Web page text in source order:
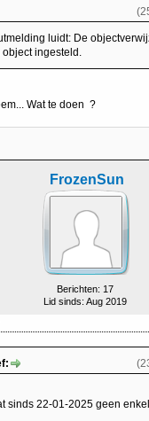
luidt: De
ingesteld.
Wat te doen ?
FrozenSun
Berichten: 17
Lid sinds: Aug 2019
sinds 22-01-2025 geen